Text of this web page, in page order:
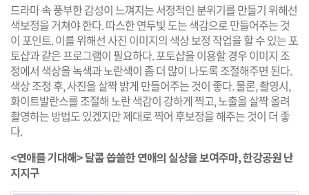
드라마 속 풍부한 감성이 느껴지는 서정적인 분위기를 만들기 위해선
색보정을 거쳐야 한다. 따스한 연두빛 도는 색감으로 만들어주는 것
이 포인트. 이를 위해선 사진 이미지의 색상 보정 작업을 할 수 있는 포
토샵과 같은 프로그램이 필요하다. 포토샵을 이용할 경우 이미지 조
정에서 색상을 녹색과 노란색이 좀 더 많이 나도록 조절해주면 된다.
색상 조정 후, 사진을 살짝 밝게 만들어주는 것이 좋다. 물론, 촬영시,
화이트발란스를 조절해 노란 색감이 강하게 찍고, 노출을 살짝 올려
촬영하는 방법도 있겠지만 제대로 찍어 후보정을 해주는 것이 더 좋
다.
<연애를 기대해> 달콤 씁쓸한 연애의 실상을 보여주마, 한강공원 난
지지구